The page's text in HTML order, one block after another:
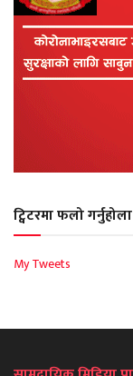
ट्विटरमा फलो गर्नुहोला
My Tweets